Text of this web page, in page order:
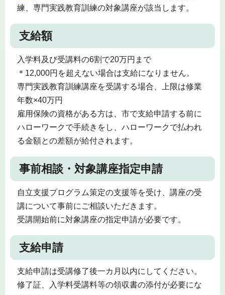
練、専門実践教育訓練の対象講座が該当します。
支給額
入学料及び受講料の6割で20万円まで
＊12,000円を超えない場合は支給になりません。
専門実践教育訓練講座を受講する場合、上限は修業
年数×40万円
雇用保険の資格がある方は、市で支給申請する前に
ハローワークで手続きをし、ハローワークで払われ
る金額との差額が給付されます。
事前相談・対象講座指定申請
自立支援プログラム策定の支援等を受け、講座の受
講について事前にご相談いただきます。
受講開始前に対象講座の指定申請が必要です。
支給申請
支給申請は受講修了後一カ月以内にしてください。
修了証、入学料受講料等の領収書の添付が必要にな